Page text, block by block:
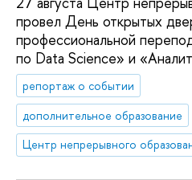
провел День открытых
профессиональной
по Data Science» и
репортаж о событии
дополнительное образование
Центр непрерывного